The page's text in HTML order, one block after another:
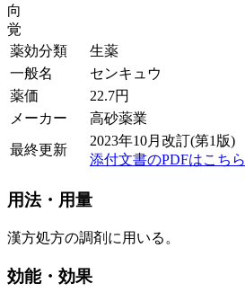
向
覚
薬効分類
生薬
一般名
センキュウ
薬価
22.7円
メーカー
高砂薬業
最終更新
2023年10月改訂(第1版)
添付文書のPDFはこちら
用法・用量
漢方処方の調剤に用いる。
効能・効果